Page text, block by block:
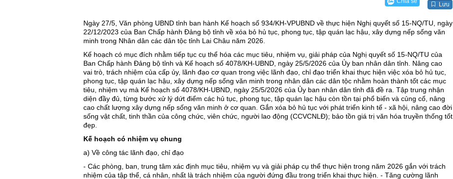
Lưu
Ngày 27/5, Văn phòng UBND tỉnh ban hành Kế hoạch số 934/KH-VPUBND về thực hiện Nghị quyết số 15-NQ/TU, ngày
22/12/2023 của Ban Chấp hành Đảng bộ tỉnh về xóa bỏ hủ tục, phong tục, tập quán lạc hậu, xây dựng nếp sống văn
minh trong Nhân dân các dân tộc tỉnh Lai Châu năm 2026.
Kế hoạch có mục đích nhằm tiếp tục cụ thể hóa các mục tiêu, nhiệm vụ, giải pháp của Nghị quyết số 15-NQ/TU của
Ban Chấp hành Đảng bộ tỉnh và Kế hoạch số 4078/KH-UBND, ngày 25/5/2026 của Ủy ban nhân dân tỉnh. Nâng cao
vai trò, trách nhiệm của cấp ủy, lãnh đạo cơ quan trong việc lãnh đạo, chỉ đạo triển khai thực hiện việc xóa bỏ hủ tục,
phong tục, tập quán lạc hậu, xây dựng nếp sống văn minh trong nhân dân các dân tộc nhằm hoàn thành tốt các mục
tiêu, nhiệm vụ mà Kế hoạch số 4078/KH-UBND, ngày 25/5/2026 của Ủy ban nhân dân tỉnh đã đề ra. Tập trung nhận
diện đầy đủ, từng bước xử lý dứt điểm các hủ tục, phong tục, tập quán lạc hậu còn tồn tại phổ biến và củng cố, nâng
cao chất lượng xây dựng nếp sống văn minh ở cơ quan. Gắn xóa bỏ hủ tục với phát triển kinh tế - xã hội, nâng cao đời
sống vật chất, tinh thần của công chức, viên chức, người lao động (CCVCNLĐ); bảo tồn giá trị văn hóa truyền thống tốt
đẹp.
Kế hoạch có nhiệm vụ chung
a) Về công tác lãnh đạo, chỉ đạo
- Các phòng, ban, trung tâm xác định mục tiêu, nhiệm vụ và giải pháp cụ thể thực hiện trong năm 2026 gắn với trách
nhiệm của tập thể, cá nhân, nhất là trách nhiệm của người đứng đầu trong triển khai thực hiện. - Tăng cường lãnh